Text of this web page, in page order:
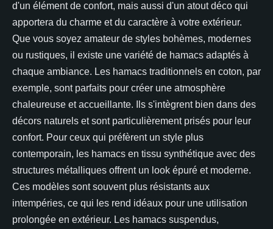
d'un élément de confort, mais aussi d'un atout déco qui
apportera du charme et du caractère à votre extérieur.
Que vous soyez amateur de styles bohèmes, modernes
ou rustiques, il existe une variété de hamacs adaptés à
chaque ambiance. Les hamacs traditionnels en coton, par
exemple, sont parfaits pour créer une atmosphère
chaleureuse et accueillante. Ils s'intègrent bien dans des
décors naturels et sont particulièrement prisés pour leur
confort. Pour ceux qui préfèrent un style plus
contemporain, les hamacs en tissu synthétique avec des
structures métalliques offrent un look épuré et moderne.
Ces modèles sont souvent plus résistants aux
intempéries, ce qui les rend idéaux pour une utilisation
prolongée en extérieur. Les hamacs suspendus,